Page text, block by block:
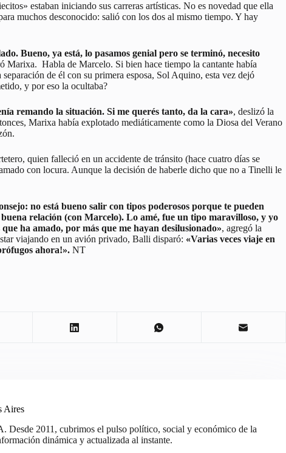
estaban iniciando sus carreras artísticas. No es novedad que ella
muchos desconocido: salió con los dos al mismo tiempo. Y hay
Bueno, ya está, lo pasamos genial pero se terminó, necesito
Marixa. Habla de Marcelo. Si bien hace tiempo la cantante había
de él con su primera esposa, Sol Aquino, esta vez dejó
y por eso la ocultaba?
remando la situación. Si me querés tanto, da la cara», deslizó la
Marixa había explotado mediáticamente como la Diosa del Verano
quien falleció en un accidente de tránsito (hace cuatro días se
con locura. Aunque la decisión de haberle dicho que no a Tinelli le
no está bueno salir con tipos poderosos porque te pueden
relación (con Marcelo). Lo amé, fue un tipo maravilloso, y yo
ha amado, por más que me hayan desilusionado», agregó la
viajando en un avión privado, Balli disparó: «Varias veces viaje en
ahora!». NT
Aires
Desde 2011, cubrimos el pulso político, social y económico de la
dinámica y actualizada al instante.